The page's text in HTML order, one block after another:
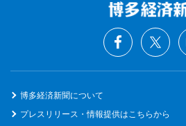
博多経済新聞について
プレスリリース・情報提供はこちらから